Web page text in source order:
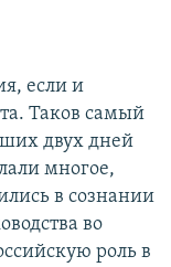
если и
Таков самый
двух дней
многое,
в сознании
во
роль в